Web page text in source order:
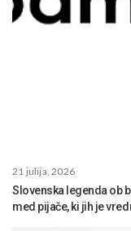
21 julija, 2026
Slovenska legenda ob
med pijače, ki jih je